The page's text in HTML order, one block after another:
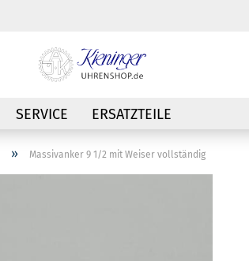
Sprache auswählen
Lieferland
Konto
SERVICE ERSATZTEILE
» Massivanker 9 1/2 mit Weiser vollständig